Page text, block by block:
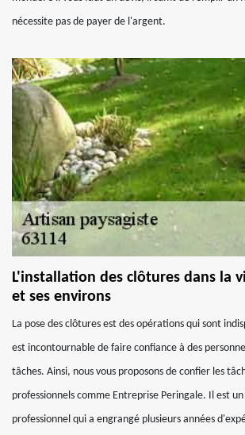
nécessite pas de payer de l'argent.
L'installation des clôtures dans la
et ses environs
La pose des clôtures est des opérations qui sont
est incontournable de faire confiance à des
tâches. Ainsi, nous vous proposons de confier les
professionnels comme Entreprise Peringale. Il est
professionnel qui a engrangé plusieurs années